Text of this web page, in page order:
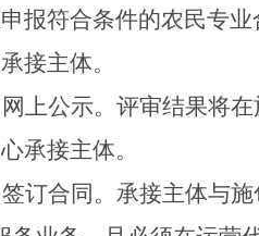
报符合条件的农民专
接主体。
上公示。 评审结果将
承接主体。
订合同。 承接主体与